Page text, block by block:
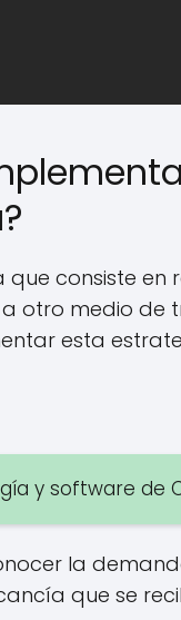
consiste
otro medio de
esta
y software de
la
que se